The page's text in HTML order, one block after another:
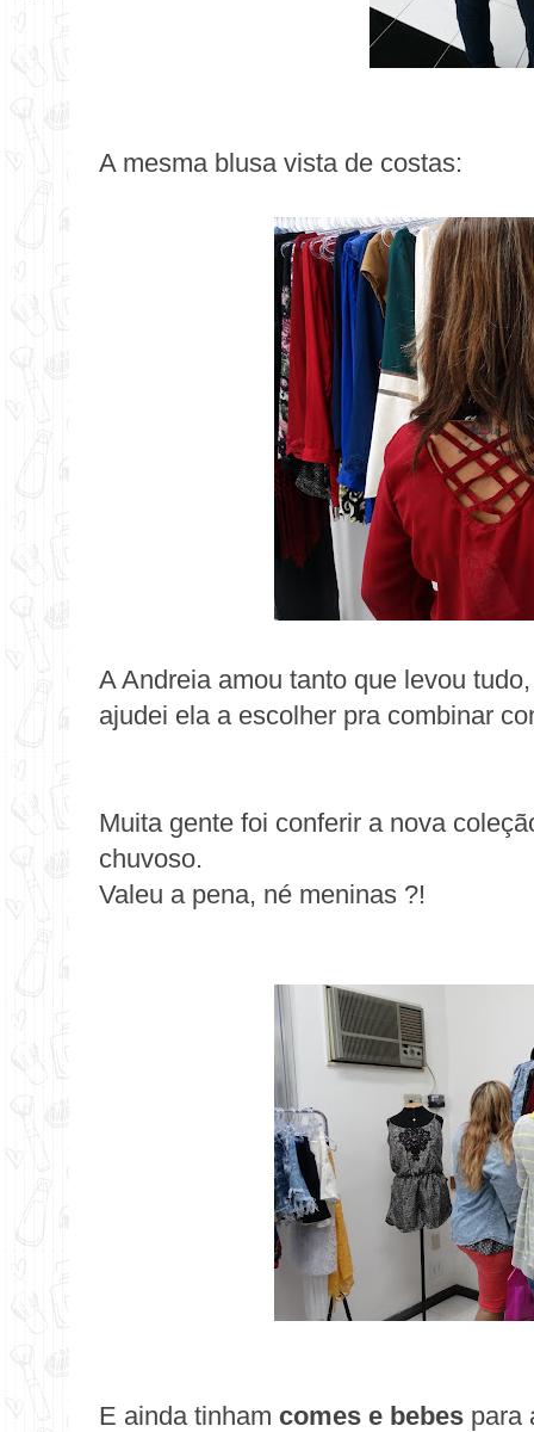
A mesma blusa vista de costas:
A Andreia amou tanto que levou
ajudei ela a escolher pra combinar
Muita gente foi conferir a nova
chuvoso.
Valeu a pena, né meninas ?!
E ainda tinham comes e bebes para